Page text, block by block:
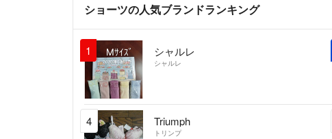
ショーツの人気ブランドランキング
1 シャルレ
シャルレ
4 Triumph
トリンプ